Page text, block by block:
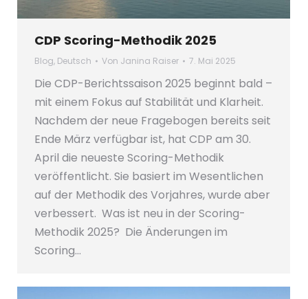
CDP Scoring-Methodik 2025
Blog, Deutsch Von Janina Raiser 7. Mai 2025
Die CDP-Berichtssaison 2025 beginnt bald –
mit einem Fokus auf Stabilität und Klarheit.
Nachdem der neue Fragebogen bereits seit
Ende März verfügbar ist, hat CDP am 30.
April die neueste Scoring-Methodik
veröffentlicht. Sie basiert im Wesentlichen
auf der Methodik des Vorjahres, wurde aber
verbessert. Was ist neu in der Scoring-
Methodik 2025? Die Änderungen im
Scoring…